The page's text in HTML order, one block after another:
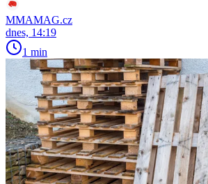
MMAMAG.cz
dnes, 14:19
1 min